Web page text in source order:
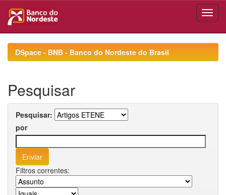
navigationDSpace - BNB - Banco do Nordeste do Brasil
Pesquisar
Pesquisar:
por
Filtros correntes: